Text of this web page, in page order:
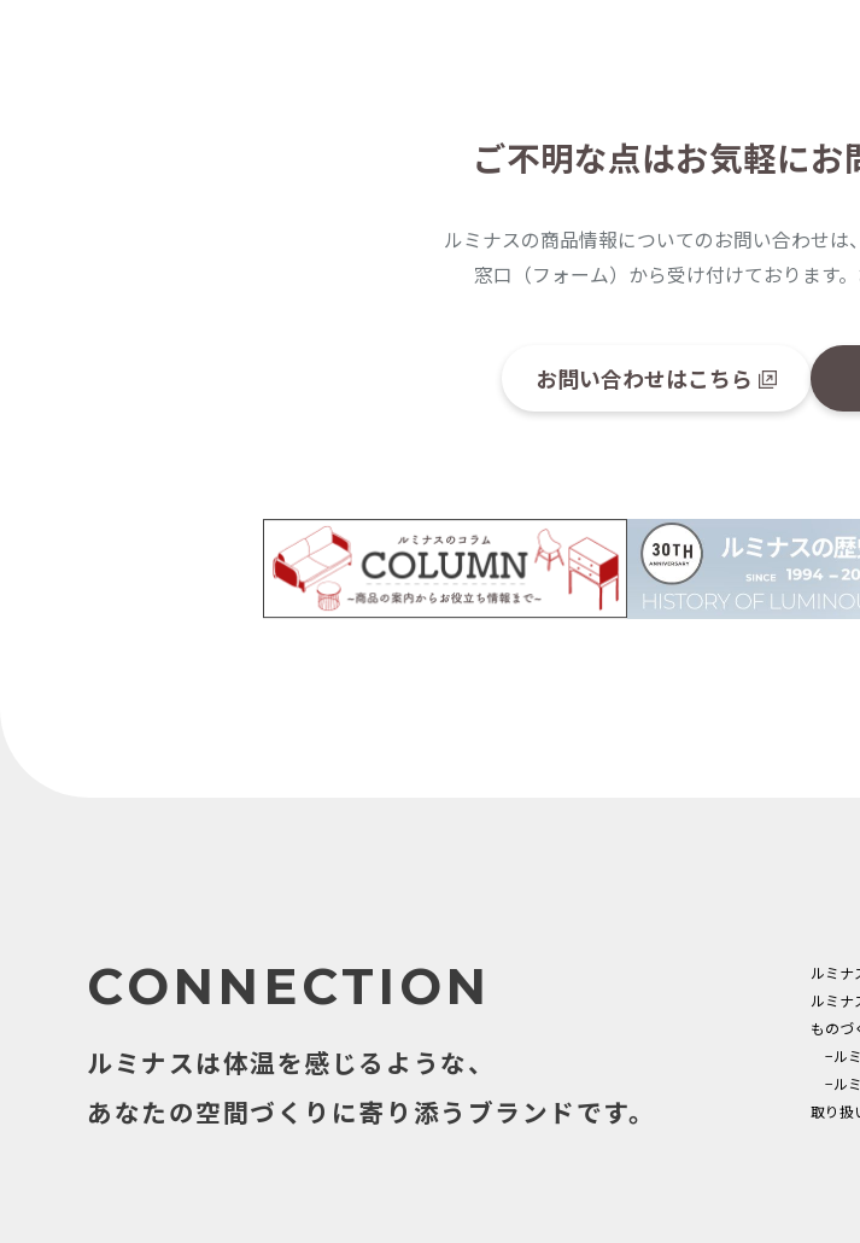
ご不明な点はお気軽にお
ルミナスの商品情報についてのお問い合わせ
窓口（フォーム）から受け付けております
お問い合わせはこちら
ルミナ
ルミナ
ものづ
−ル
−ル
取り扱
CONNECTION
ルミナスは体温を感じるような、
あなたの空間づくりに寄り添うブランドです。